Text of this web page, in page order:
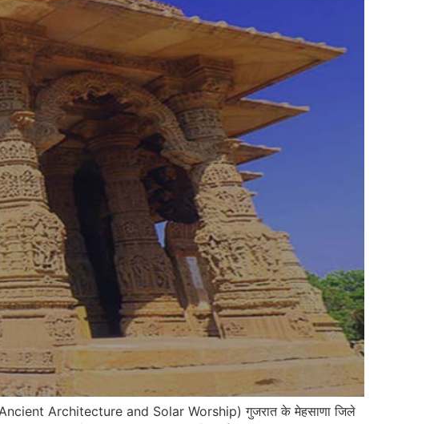
Ancient Architecture and Solar Worship) गुजरात के मेहसाणा जिले